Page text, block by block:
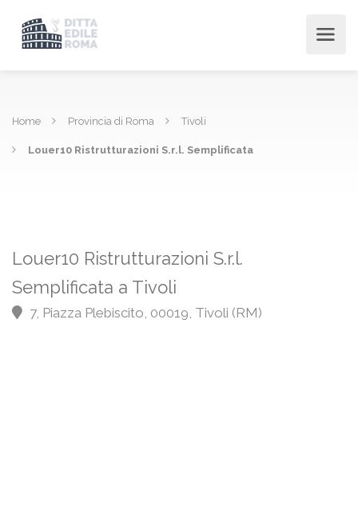
Home Provincia di Roma Tivoli
Louer10 Ristrutturazioni S.r.l. Semplificata
Louer10 Ristrutturazioni S.r.l.
Semplificata a Tivoli
7, Piazza Plebiscito, 00019, Tivoli (RM)